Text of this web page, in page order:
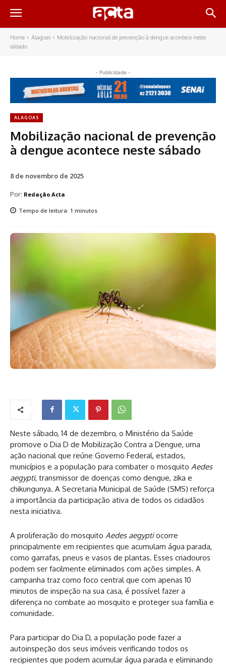
Home Alagoas
Mobilização nacional de prevenção à dengue acontece neste
sábado
- Publicidade -
ALAGOAS
Mobilização nacional de prevenção
à dengue acontece neste sábado
8 de novembro de 2025
Por: Redação Acta
Tempo de leitura: 1 minutos
Neste sábado, 14 de dezembro, o Ministério da Saúde
promove o Dia D de Mobilização Contra a Dengue, uma
ação nacional que reúne Governo Federal, estados,
municípios e a população para combater o mosquito Aedes
aegypti, transmissor de doenças como dengue, zika e
chikungunya. A Secretaria Municipal de Saúde (SMS) reforça
a importância da participação ativa de todos os cidadãos
nesta iniciativa.
A proliferação do mosquito Aedes aegyptiocorre
principalmente em recipientes que acumulam água parada,
como garrafas, pneus e vasos de plantas. Esses criadouros
podem ser facilmente eliminados com ações simples. A
campanha traz como foco central que com apenas 10
minutos de inspeção na sua casa, é possível fazer a
diferença no combate ao mosquito e proteger sua família e
comunidade.
Para participar do Dia D, a população pode fazer a
autoinspeção dos seus imóveis verificando todos os
recipientes que podem acumular água parada e eliminando